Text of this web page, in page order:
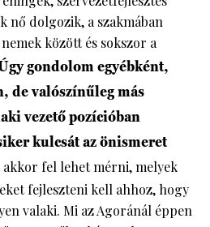
nő dolgozik, a szakmában
között és sokszor a
gondolom egyébként,
de valószínűleg más
vezető pozícióban
kulcsát az önismeret
akkor fel lehet mérni, melyek
fejleszteni kell ahhoz, hogy
valaki. Mi az Agoránál éppen